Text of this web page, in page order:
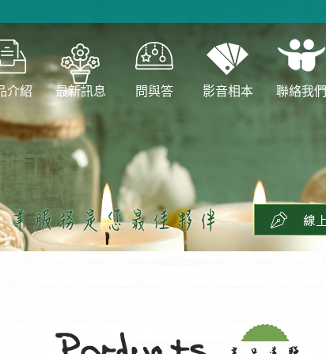
介紹 最新訊息 問與答 影音相本 聯絡我們